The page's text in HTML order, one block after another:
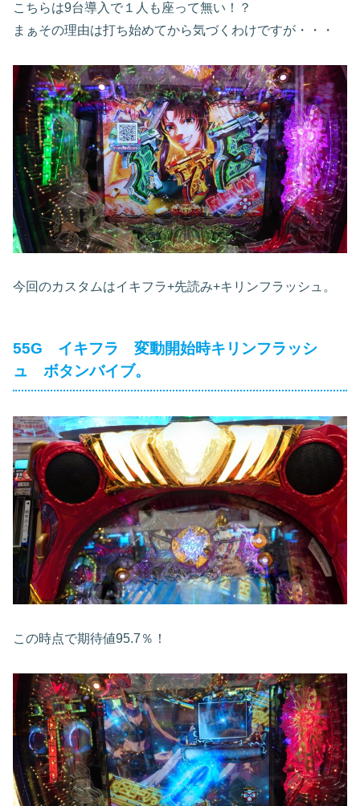
こちらは9台導入で１人も座って無い！？
まぁその理由は打ち始めてから気づくわけですが・・・
今回のカスタムはイキフラ+先読み+キリンフラッシュ。
55G イキフラ 変動開始時キリンフラッシ
ュ ボタンバイブ。
この時点で期待値95.7％！